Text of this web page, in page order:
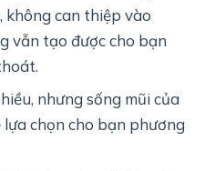
không can thiệp vào
vẫn tạo được cho bạn
nhưng sống mũi của
lựa chọn cho bạn phương